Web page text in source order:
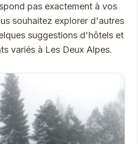
pas exactement à vos
souhaitez explorer d'autres
suggestions d'hôtels et
variés à Les Deux Alpes.